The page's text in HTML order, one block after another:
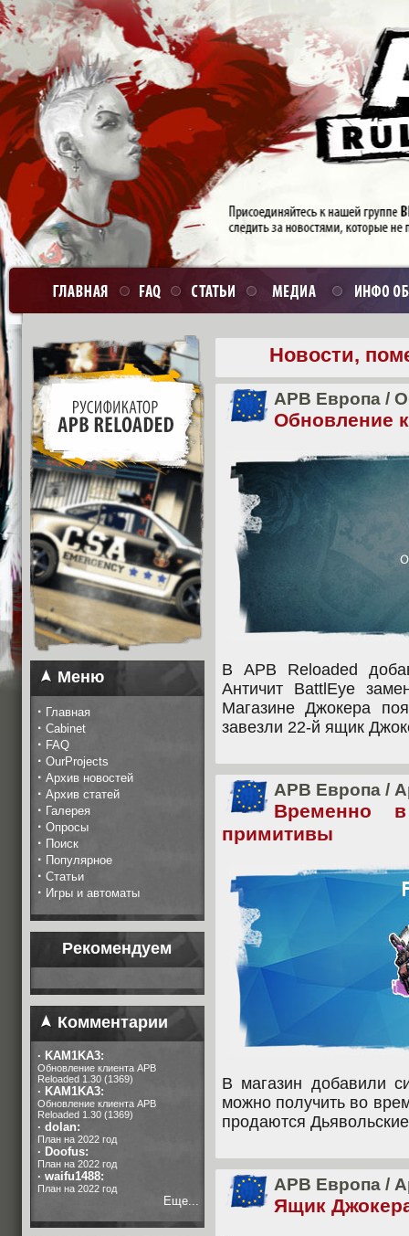
Меню
· Главная
· Cabinet
· FAQ
· OurProjects
· Архив новостей
· Архив статей
· Галерея
· Опросы
· Поиск
· Популярное
· Статьи
· Игры и автоматы
Рекомендуем
Комментарии
· KAM1KA3:
Обновление клиента APB
Reloaded 1.30 (1369)
· KAM1KA3:
Обновление клиента APB
Reloaded 1.30 (1369)
· dolan:
План на 2022 год
· Doofus:
План на 2022 год
· waifu1488:
План на 2022 год
Еще...
Новости,
APB Европа /
Обновление
В APB Reloaded
Античит BattlEye
Магазине Джокера
завезли 22-й ящик
APB Европа /
Временно
примитивы
В магазин добавили
можно получить во
продаются
APB Европа /
Ящик